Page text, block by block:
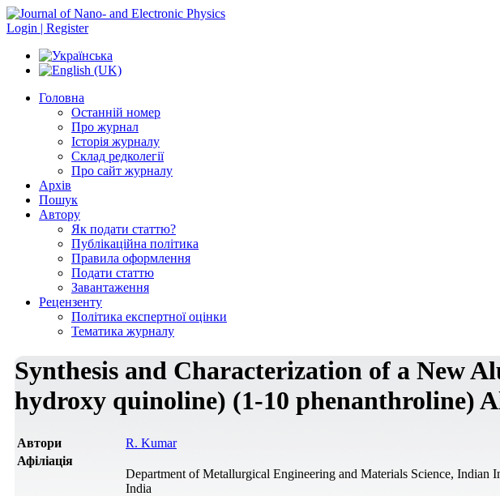
Login | Register
Головна
Останній номер
Про журнал
Історія журналу
Склад редколегії
Про сайт журналу
Архів
Пошук
Автору
Як подати статтю?
Публікаційна політика
Правила оформлення
Подати статтю
Завантаження
Рецензенту
Політика експертної оцінки
Тематика журналу
Synthesis and Characterization of a New
hydroxy quinoline) (1-10 phenanthroline)
Автори
R. Kumar
Афіліація
Department of Metallurgical Engineering and Materials Science, Indian
India